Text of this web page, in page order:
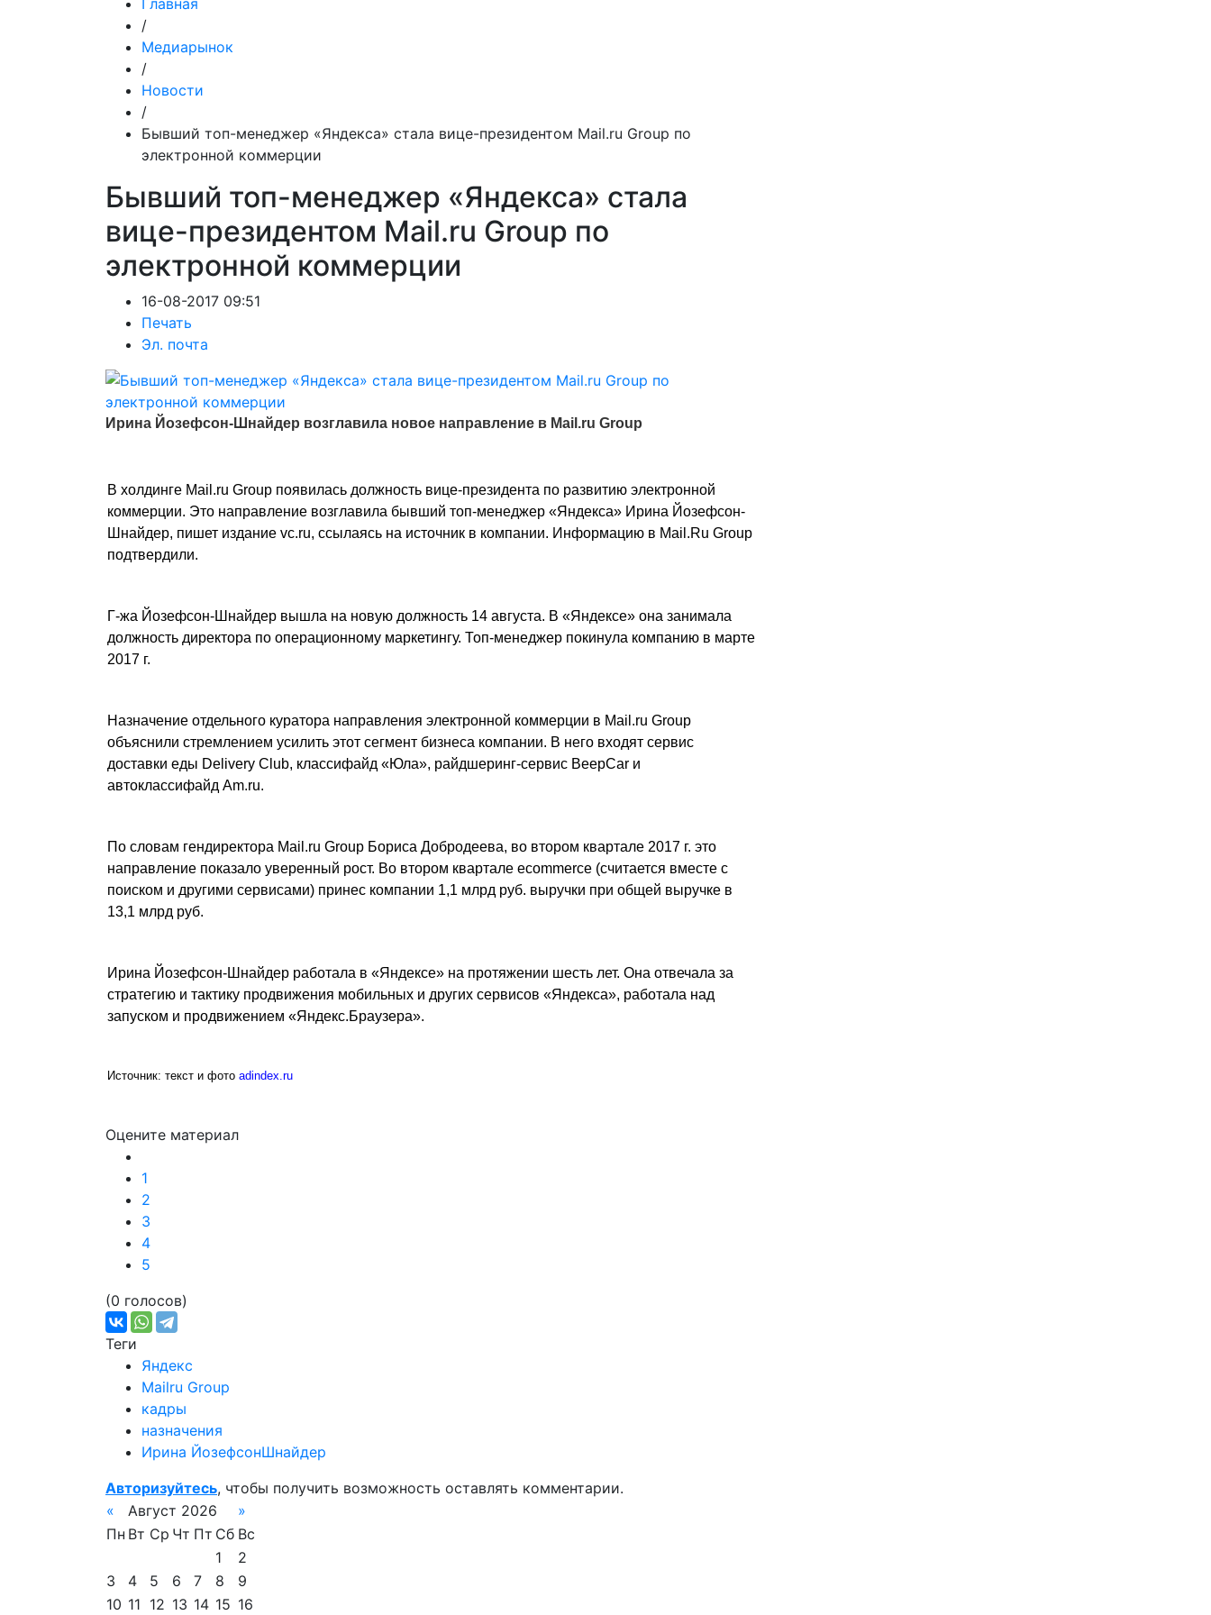
Главная
/
Медиарынок
/
Новости
/
Бывший топ-менеджер «Яндекса» стала вице-президентом Mail.ru Group по
электронной коммерции
Бывший топ-менеджер «Яндекса» стала
вице-президентом Mail.ru Group по
электронной коммерции
16-08-2017 09:51
Печать
Эл. почта
Ирина Йозефсон-Шнайдер возглавила новое направление в Mail.ru Group
В холдинге Mail.ru Group появилась должность вице-президента по развитию электронной
коммерции. Это направление возглавила бывший топ-менеджер «Яндекса» Ирина Йозефсон-
Шнайдер, пишет издание vc.ru, ссылаясь на источник в компании. Информацию в Mail.Ru Group
подтвердили.
Г-жа Йозефсон-Шнайдер вышла на новую должность 14 августа. В «Яндексе» она занимала
должность директора по операционному маркетингу. Топ-менеджер покинула компанию в марте
2017 г.
Назначение отдельного куратора направления электронной коммерции в Mail.ru Group
объяснили стремлением усилить этот сегмент бизнеса компании. В него входят сервис
доставки еды Delivery Club, классифайд «Юла», райдшеринг-сервис BeepCar и
автоклассифайд Am.ru.
По словам гендиректора Mail.ru Group Бориса Добродеева, во втором квартале 2017 г. это
направление показало уверенный рост. Во втором квартале ecommerce (считается вместе с
поиском и другими сервисами) принес компании 1,1 млрд руб. выручки при общей выручке в
13,1 млрд руб.
Ирина Йозефсон-Шнайдер работала в «Яндексе» на протяжении шесть лет. Она отвечала за
стратегию и тактику продвижения мобильных и других сервисов «Яндекса», работала над
запуском и продвижением «Яндекс.Браузера».
Источник: текст и фото adindex.ru
Подробнее:
Оцените материал
1
2
3
4
5
(0 голосов)
Теги
Яндекс
Mailru Group
кадры
назначения
Ирина ЙозефсонШнайдер
Авторизуйтесь, чтобы получить возможность оставлять комментарии.
«
Август 2026
»
Пн Вт Ср Чт Пт Сб Вс
1
2
3
4 5 6 7 8
9
10 11 12 13 14 15 16